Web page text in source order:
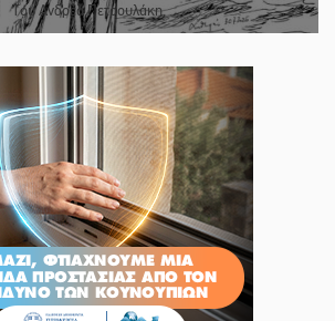
Του Ανδρέα Πετρουλάκη